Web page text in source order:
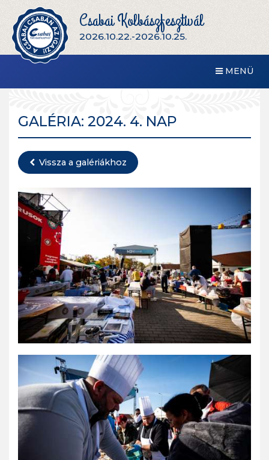
Csabai Kolbászfesztivál
2026.10.22.-2026.10.25.
MENÜ
GALÉRIA: 2024. 4. NAP
Vissza a galériákhoz